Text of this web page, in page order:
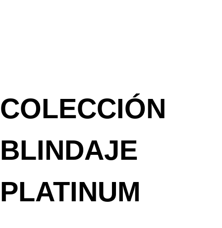
COLECCIÓN
BLINDAJE
PLATINUM